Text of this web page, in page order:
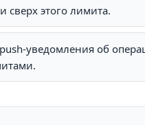
сверх этого лимита.
уведомления об